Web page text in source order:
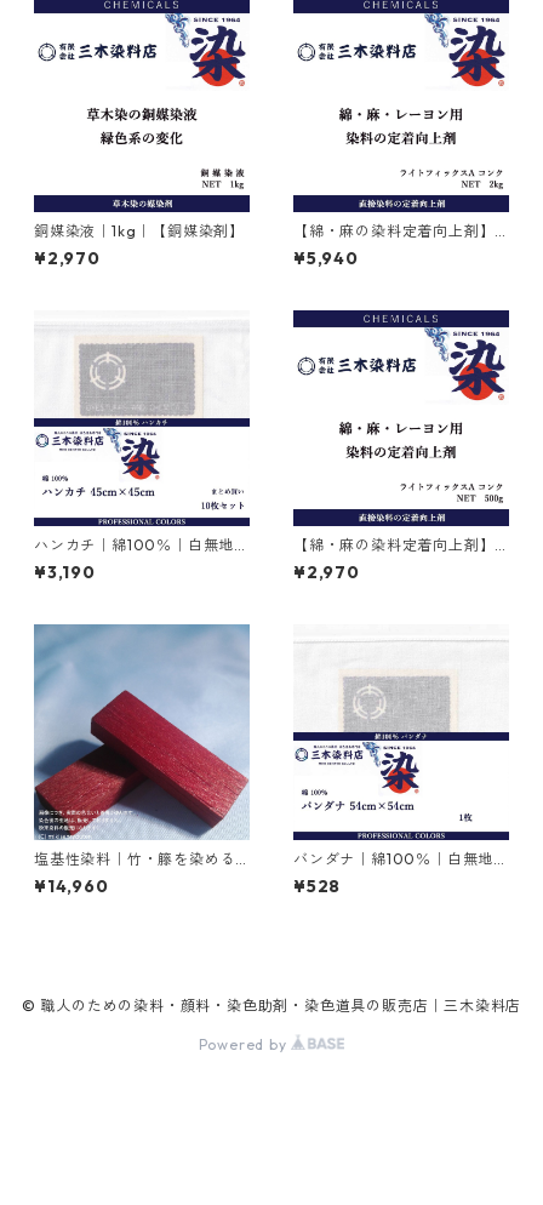
銅媒染液｜1kg｜【銅媒染剤】
¥2,970
【綿・麻の染料定着向上剤】
｜2kg｜ライトフィックスAコ
ンク
¥5,940
ハンカチ｜綿100％｜白無地｜
45cm×45cm｜10枚×1セット
¥3,190
【綿・麻の染料定着向上剤】
｜500g｜ライトフィックスA
コンク
¥2,970
塩基性染料｜竹・籐を染める
｜1kg｜M.Bビスマークブロン
Ｂ（茶色）
¥14,960
バンダナ｜綿100％｜白無地｜
54cm×54cm×1枚
¥528
© 職人のための染料・顔料・染色助剤・染色道具の販売店｜三木染料店
Powered by